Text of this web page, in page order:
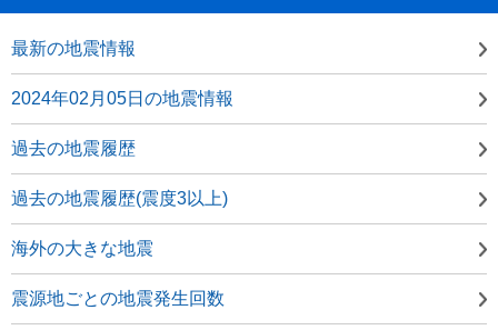
最新の地震情報
2024年02月05日の地震情報
過去の地震履歴
過去の地震履歴(震度3以上)
海外の大きな地震
震源地ごとの地震発生回数